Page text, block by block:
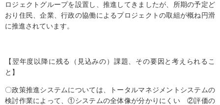
ロジェクトグループを設置し、推進してきましたが、所期の予定ど
おり住民、企業、行政の協働によるプロジェクトの取組が概ね円滑
に推進されています。
【翌年度以降に残る（見込みの）課題、その要因と考えられるこ
と】
〇政策推進システムについては、トータルマネジメントシステムの
検討作業によって、①システムの全体像が分かりにくい ②評価の